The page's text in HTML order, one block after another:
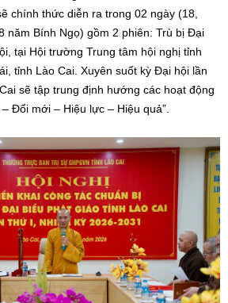
chính thức diễn ra trong 02 ngày (18,
năm Bính Ngọ) gồm 2 phiên: Trù bị Đại
tại Hội trường Trung tâm hội nghị tỉnh
tỉnh Lào Cai. Xuyên suốt kỳ Đại hội lần
sẽ tập trung định hướng các hoạt động
Đổi mới – Hiệu lực – Hiệu quả”.